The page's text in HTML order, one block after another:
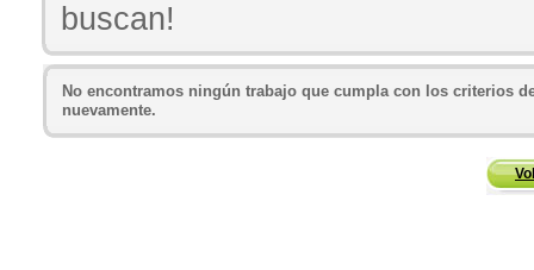
buscan!
No encontramos ningún trabajo que cumpla con los criterios
nuevamente.